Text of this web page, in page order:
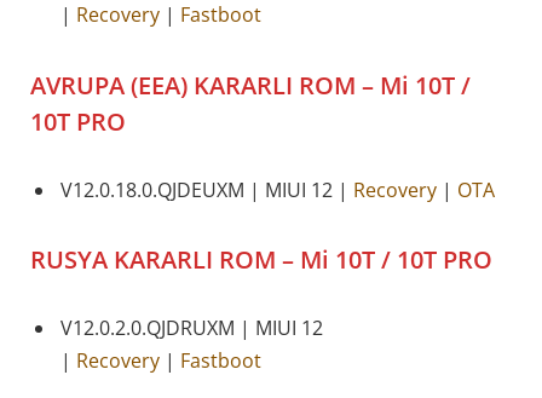
| Recovery | Fastboot
AVRUPA (EEA) KARARLI ROM – Mi 10T /
10T PRO
V12.0.18.0.QJDEUXM | MIUI 12 | Recovery | OTA
RUSYA KARARLI ROM – Mi 10T / 10T PRO
V12.0.2.0.QJDRUXM | MIUI 12
| Recovery | Fastboot